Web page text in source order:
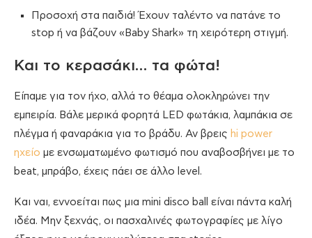
Προσοχή στα παιδιά! Έχουν ταλέντο να πατάνε το
stop ή να βάζουν «Baby Shark» τη χειρότερη στιγμή.
Και το κερασάκι… τα φώτα!
Είπαμε για τον ήχο, αλλά το θέαμα ολοκληρώνει την
εμπειρία. Βάλε μερικά φορητά LED φωτάκια, λαμπάκια σε
πλέγμα ή φαναράκια για το βράδυ. Αν βρεις hi power
ηχείο με ενσωματωμένο φωτισμό που αναβοσβήνει με το
beat, μπράβο, έχεις πάει σε άλλο level.
Και ναι, εννοείται πως μια mini disco ball είναι πάντα καλή
ιδέα. Μην ξεχνάς, oι πασχαλινές φωτογραφίες με λίγο